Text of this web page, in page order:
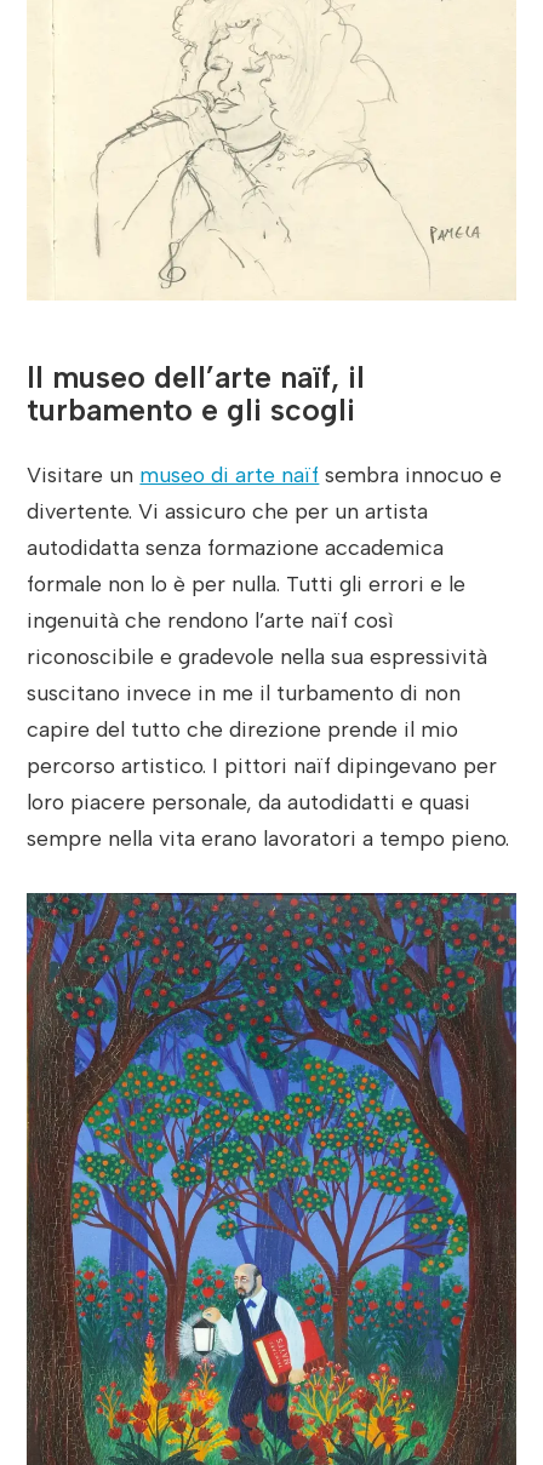
Il museo dell’arte naïf, il
turbamento e gli scogli
Visitare un museo di arte naïf sembra innocuo e
divertente. Vi assicuro che per un artista
autodidatta senza formazione accademica
formale non lo è per nulla. Tutti gli errori e le
ingenuità che rendono l’arte naïf così
riconoscibile e gradevole nella sua espressività
suscitano invece in me il turbamento di non
capire del tutto che direzione prende il mio
percorso artistico. I pittori naïf dipingevano per
loro piacere personale, da autodidatti e quasi
sempre nella vita erano lavoratori a tempo pieno.